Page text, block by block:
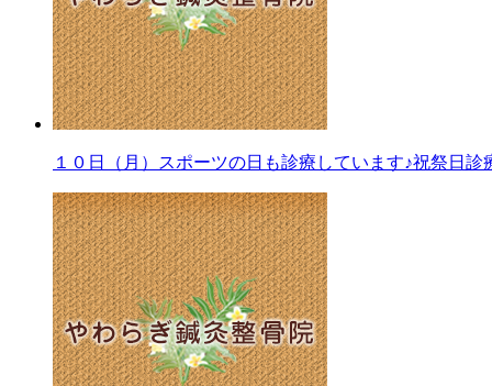
１０日（月）スポーツの日も診療しています♪祝祭日診